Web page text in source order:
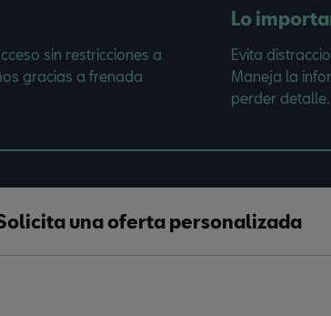
sin restricciones a
gracias a frenada
Lo
Evita
Maneja la
perder detalle.
una oferta personalizada